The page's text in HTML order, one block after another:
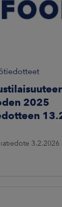
2025
3.2.2026